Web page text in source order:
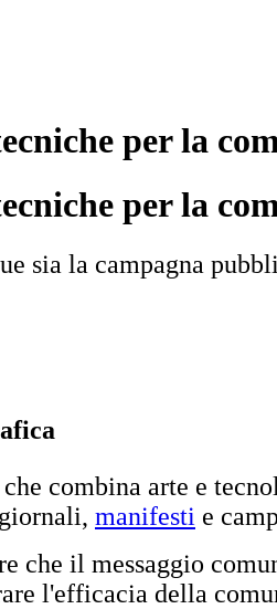
per la
per la
sia la campagna
combina arte e
manifesti e
che il messaggio
l'efficacia della